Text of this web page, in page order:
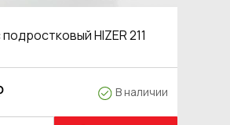
HIZER 211
В наличии